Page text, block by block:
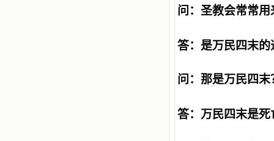
问：圣教会常常
答：是万民四末的
问：那是万民四末
答：万民四末是